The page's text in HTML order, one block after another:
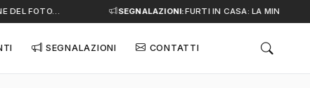
FOTO… SEGNALAZIONI:FURTI IN CASA: LA MINACCIA
SEGNALAZIONI CONTATTI